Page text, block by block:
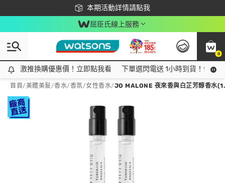
本期活動詳情請點我
下載app最高回饋$350
屈臣氏線上服務
0
激推換購優惠價！立即點我看
激推換購優惠價！立即點我看 下單選閃電送 1小時到貨！領神
首頁/美體美髮/香水/香氛/女性香水/JO MALONE 夜來香與白芷芳醇香水